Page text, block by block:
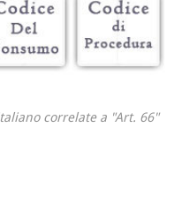
correlate a "Art. 66"